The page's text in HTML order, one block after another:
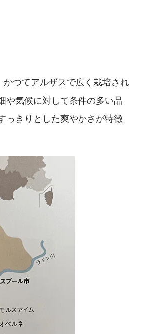
かつてアルザスで広く栽培され
や気候に対して条件の多い品
っきりとした爽やかさが特徴